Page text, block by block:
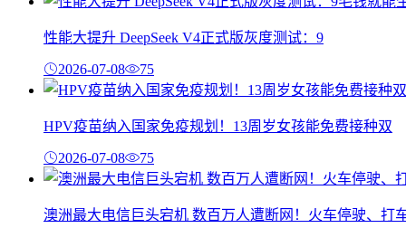
性能大提升 DeepSeek V4正式版灰度测试：9
2026-07-08 75
HPV疫苗纳入国家免疫规划！13周岁女孩能免费接种双
2026-07-08 75
澳洲最大电信巨头宕机 数百万人遭断网！火车停驶、打